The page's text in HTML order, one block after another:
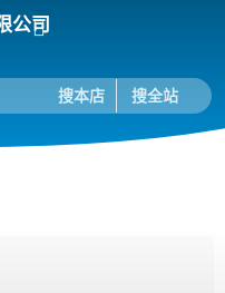
公司
搜本店 搜全站